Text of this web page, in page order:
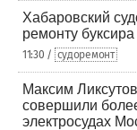
Хабаровский
ремонту
11:30 / судоремонт
Максим
совершили
электросудах